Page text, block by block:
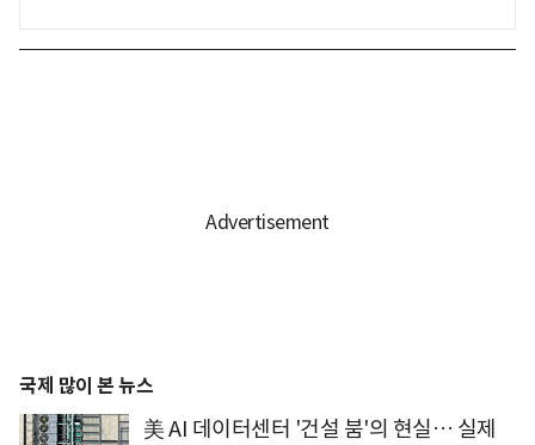
국제 많이 본 뉴스
美 AI 데이터센터 '건설 붐'의 현실… 실제